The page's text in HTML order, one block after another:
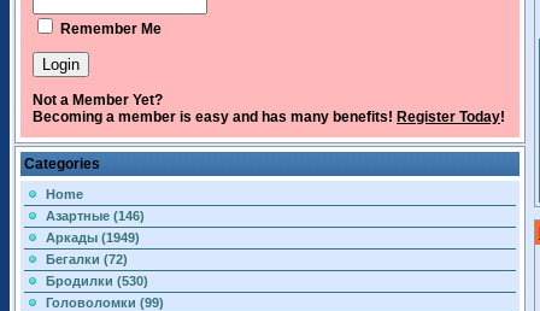
Remember Me
Not a Member Yet?
Becoming a member is easy and has many benefits! Register Today!
Categories
Home
Азартные (146)
Аркады (1949)
Бегалки (72)
Бродилки (530)
Головоломки (99)